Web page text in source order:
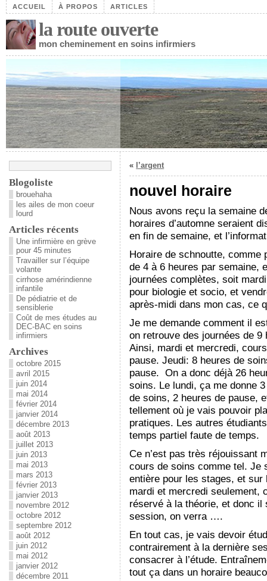
ACCUEIL À PROPOS ARTICLES
la route ouverte
mon cheminement en soins infirmiers
« l’argent
nouvel horaire
Nous avons reçu la semaine
horaires d’automne seraient
en fin de semaine, et
Horaire de schnoutte,
de 4 à 6 heures par semaine,
journées complètes, soit
pour biologie et socio, et
après-midi dans mon cas, ce
Je me demande comment il
on retrouve des journées de
Ainsi, mardi et mercredi,
pause. Jeudi: 8 heures de
pause. On a donc déjà 26
soins. Le lundi, ça me donne
de soins, 2 heures de pause,
tellement où je vais pouvoir
pratiques. Les autres
temps partiel faute de temps.
Ce n’est pas très réjouissant
cours de soins comme tel. Je
entière pour les stages, et sur
mardi et mercredi seulement,
réservé à la théorie, et donc il
session, on verra ….
En tout cas, je vais devoir
contrairement à la dernière
consacrer à l’étude.
tout ça dans un horaire
Blogoliste
brouehaha
les ailes de mon coeur
lourd
Articles récents
Une infirmière en grève
pour 45 minutes
Travailler sur l’équipe
volante
cirrhose amérindienne
infantile
De pédiatrie et de
sensiblerie
Coût de mes études au
DEC-BAC en soins
infirmiers
Archives
octobre 2015
avril 2015
juin 2014
mai 2014
février 2014
janvier 2014
décembre 2013
août 2013
juillet 2013
juin 2013
mai 2013
mars 2013
février 2013
janvier 2013
novembre 2012
octobre 2012
septembre 2012
août 2012
juin 2012
mai 2012
janvier 2012
décembre 2011